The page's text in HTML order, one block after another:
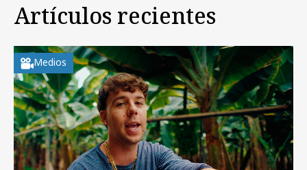
Artículos recientes
Medios